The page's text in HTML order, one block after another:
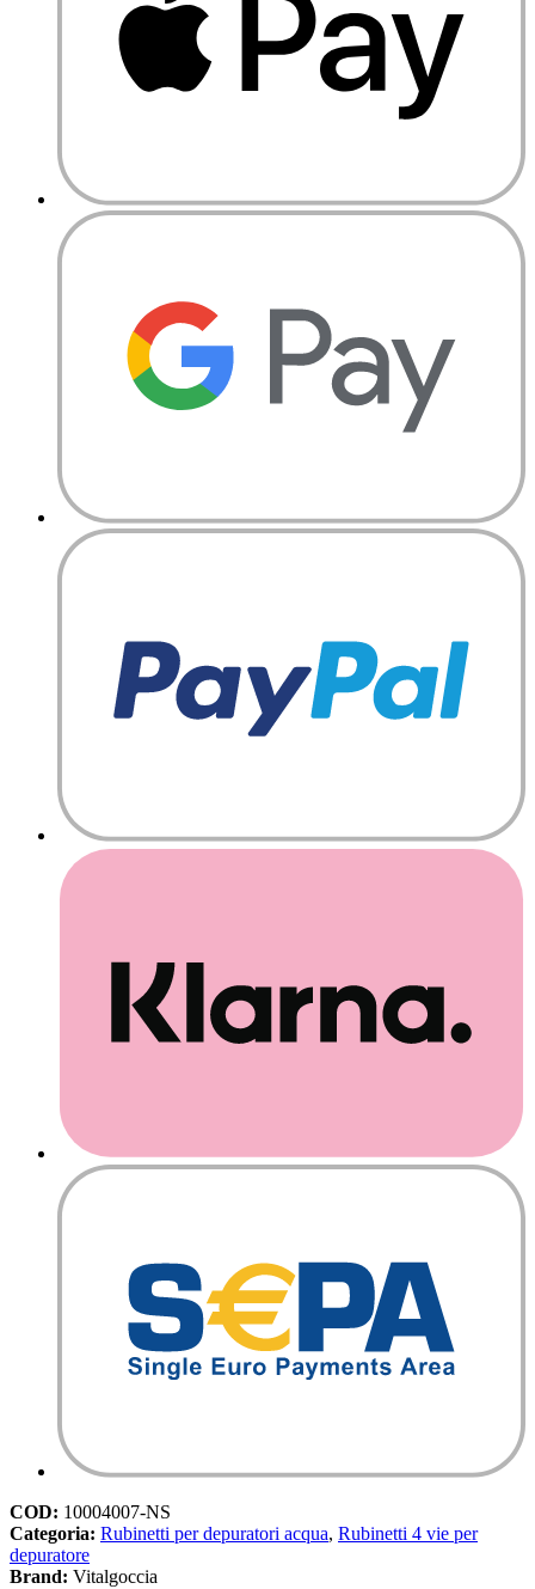
COD: 10004007-NS
Categoria: Rubinetti per depuratori acqua, Rubinetti 4 vie per
depuratore
Brand: Vitalgoccia